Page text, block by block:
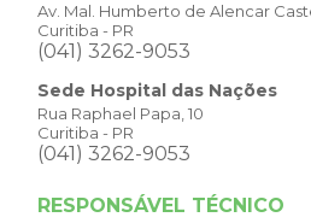
Av. Mal. Humberto de Alencar
Curitiba - PR
(041) 3262-9053
Sede Hospital das Nações
Rua Raphael Papa, 10
Curitiba - PR
(041) 3262-9053
RESPONSÁVEL TÉCNICO